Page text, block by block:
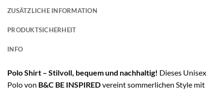
ZUSÄTZLICHE INFORMATION
PRODUKTSICHERHEIT
INFO
Polo Shirt – Stilvoll, bequem und nachhaltig! Dieses Unisex
Polo von B&C BE INSPIREDvereint sommerlichen Style mit